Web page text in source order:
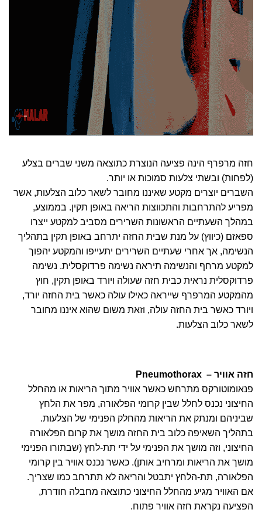
חזה מרפרף הינה פציעה הנוצרת כתוצאה משני שברים בצלע
(לפחות) ובשתי צלעות סמוכות או יותר.
השברים יוצרים מקטע שאיננו מחובר לשאר כלוב הצלעות, אשר
מפריע להתרחבות והתכווצות הריאה באופן תקין. בממוצע,
במהלך השעתיים הראשונות השרירים מסביב למקטע ייצרו
ספאזם (כיווץ) על מנת שבית החזה יתרחב באופן תקין בתהליך
הנשימה, אך אחרי שעתיים השרירים יתעייפו והמקטע יהפוך
למקטע מרחף והנשימה תיראה נשימה פרדוקסלית. נשימה
פרדוקסלית נראית כבית חזה שעולה ויורד באופן תקין, חוץ
מהמקטע המרפרף שייראה כאילו עולה כאשר בית החזה יורד,
ויורד כאשר בית החזה עולה, וזאת משום שהוא איננו מחובר
לשאר כלוב הצלעות.
חזה אוויר – Pneumothorax
פנאומוטורקס מתרחש כאשר אוויר מתוך הריאות או מהחלל
החיצוני נכנס לחלל שבין קרומי הפלאורה, מפר את הלחץ
שביניהם ומנתק את הריאות מהחלק הפנימי של הצלעות.
בתהליך השאיפה כלוב בית החזה מושך את קרום הפלאורה
החיצוני, וזה מושך את הפנימי על ידי תת-לחץ (שבתורו הפנימי
מושך את הריאות ומרחיב אותן). כאשר נכנס אוויר בין קרומי
הפלאורה, תת-הלחץ יתבטל והריאה לא תתרחב כמו שצריך.
אם האוויר מגיע מהחלל החיצוני כתוצאה מחבלה חודרת,
הפציעה נקראת חזה אוויר פתוח.